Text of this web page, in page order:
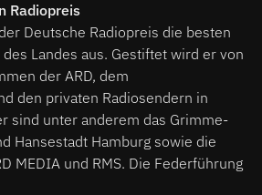
Radiopreis
Deutsche Radiopreis die besten
Landes aus. Gestiftet wird er von
der ARD, dem
den privaten Radiosendern in
sind unter anderem das Grimme-
Hansestadt Hamburg sowie die
MEDIA und RMS. Die Federführung